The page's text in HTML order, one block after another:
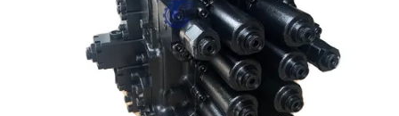
DEMANDE
DE
SOUMISSION